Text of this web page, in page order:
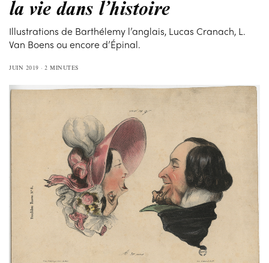
la vie dans l’histoire
Illustrations de Barthélemy l’anglais, Lucas Cranach, L.
Van Boens ou encore d’Épinal.
JUIN 2019 2 MINUTES